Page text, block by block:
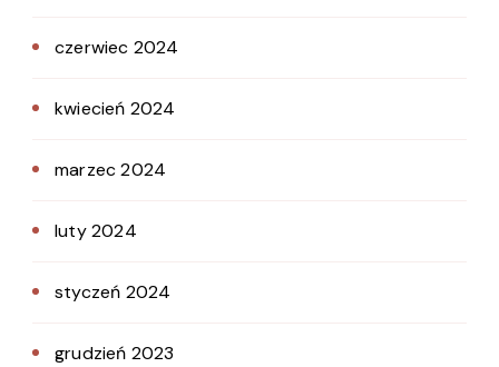
czerwiec 2024
kwiecień 2024
marzec 2024
luty 2024
styczeń 2024
grudzień 2023